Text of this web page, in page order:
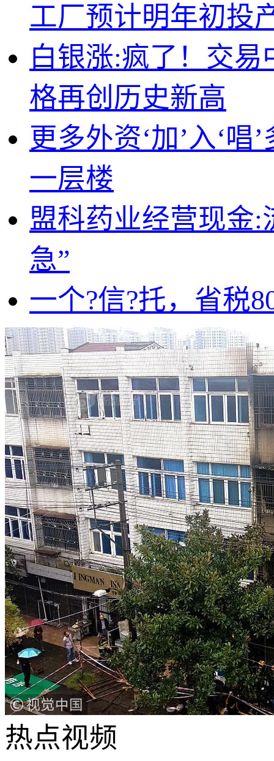
工厂预计明年初投
白银涨:疯了！交易
格再创历史新高
更多外资‘加’入‘
一层楼
盟科药业经营现金:
急”
一个?信?托，省税
热点视频